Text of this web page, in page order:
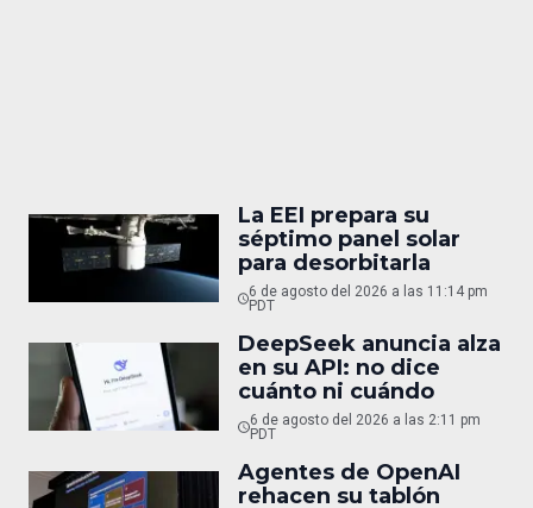
La EEI prepara su
séptimo panel solar
para desorbitarla
6 de agosto del 2026 a las 11:14 pm
PDT
DeepSeek anuncia alza
en su API: no dice
cuánto ni cuándo
6 de agosto del 2026 a las 2:11 pm
PDT
Agentes de OpenAI
rehacen su tablón